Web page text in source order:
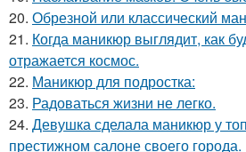
20. Обрезной или классический
21. Когда маникюр выглядит, как
отражается космос.
22. Маникюр для подростка:
23. Радоваться жизни не легко.
24. Девушка сделала маникюр у
престижном салоне своего города.